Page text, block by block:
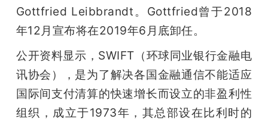
课
活
Gottfried Leibbrandt。Gottfried曾于2018
年12月宣布将在2019年6月底卸任。
公开资料显示，SWIFT（环球同业银行金融电
讯协会），是为了解决各国金融通信不能适应
国际间支付清算的快速增长而设立的非盈利性
组织，成立于1973年，其总部设在比利时的